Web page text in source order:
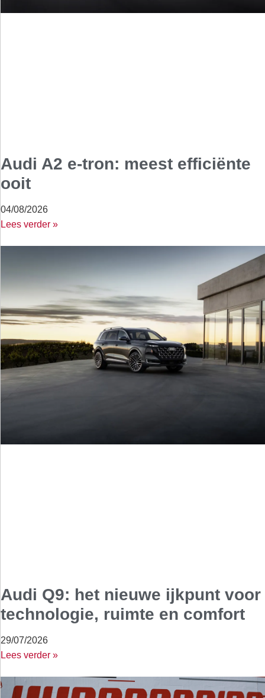
Audi A2 e-tron: meest efficiënte
ooit
04/08/2026
Lees verder »
Audi Q9: het nieuwe ijkpunt voor
technologie, ruimte en comfort
29/07/2026
Lees verder »